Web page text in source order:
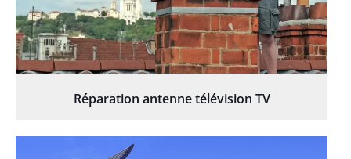
Réparation antenne télévision TV